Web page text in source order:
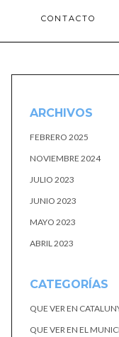
CONTACTO
ARCHIVOS
FEBRERO 2025
NOVIEMBRE 2024
JULIO 2023
JUNIO 2023
MAYO 2023
ABRIL 2023
CATEGORÍAS
QUE VER EN
QUE VER EN EL